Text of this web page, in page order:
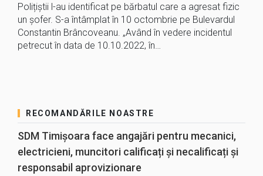
Polițiștii l-au identificat pe bărbatul care a agresat fizic
un șofer. S-a întâmplat în 10 octombrie pe Bulevardul
Constantin Brâncoveanu. „Având în vedere incidentul
petrecut în data de 10.10.2022, în…
RECOMANDĂRILE NOASTRE
SDM Timișoara face angajări pentru mecanici,
electricieni, muncitori calificați și necalificați și
responsabil aprovizionare